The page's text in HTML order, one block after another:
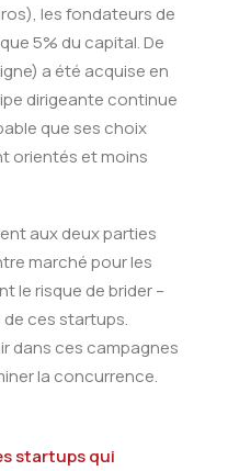
les fondateurs de
5% du capital. De
a été acquise en
dirigeante continue
que ses choix
orientés et moins
aux deux parties
marché pour les
le risque de brider –
ces startups.
dans ces campagnes
la concurrence.
startups qui